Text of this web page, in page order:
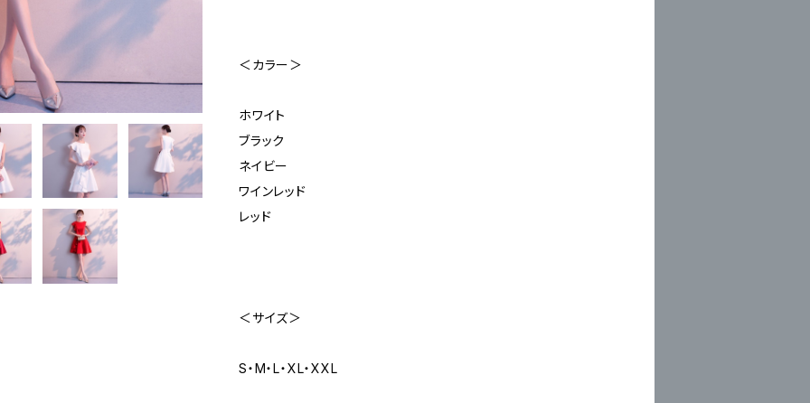
＜カラー＞
ホワイト
ブラック
ネイビー
ワインレッド
レッド
＜サイズ＞
S・M・L・XL・XXL